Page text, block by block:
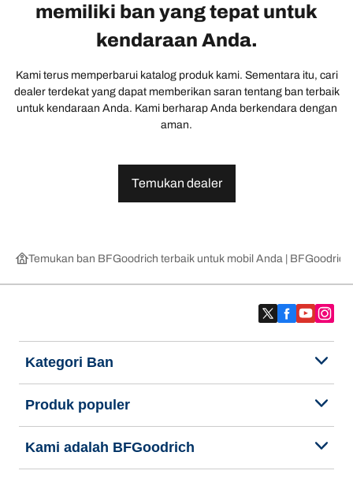
memiliki ban yang tepat untuk
kendaraan Anda.
Kami terus memperbarui katalog produk kami. Sementara itu, cari
dealer terdekat yang dapat memberikan saran tentang ban terbaik
untuk kendaraan Anda. Kami berharap Anda berkendara dengan
aman.
Temukan dealer
Temukan ban BFGoodrich terbaik untuk mobil Anda |
Kategori Ban
Produk populer
Kami adalah BFGoodrich